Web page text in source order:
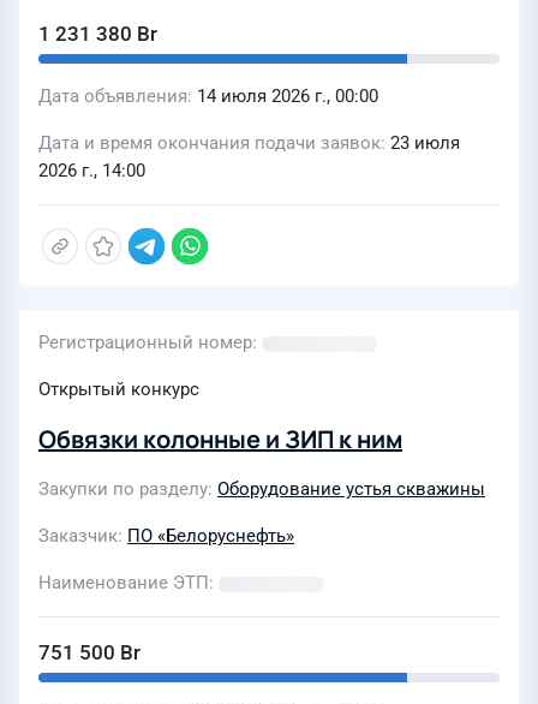
1 231 380 Br
Дата объявления 14 июля 2026 г., 00:00
Дата и время окончания подачи заявок 23 июля
2026 г., 14:00
Регистрационный номер
Открытый конкурс
Обвязки колонные и ЗИП к ним
Закупки по разделу Оборудование устья скважины
Заказчик ПО «Белоруснефть»
Наименование ЭТП
751 500 Br